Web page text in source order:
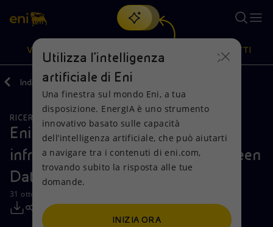
Cerca
scopri EnergIA, la nostra nuova soluzione di intelligenza
artificiale.
VISIONE
Visione
Mission e valori
Persone e Partnership
Net Zero
Azioni
Diversificazione energetica
Tecnologie per la transizione
Collaborazioni per l'innovazione
PRODOTTI
Prodotti
Casa
Imprese
Mobilità
Indietro Media Comunicati Stampa
RICERCA, SVILUPPO E TECNOLOGIA
Eni annuncia l’evoluzione della
infrastruttura di supercalcolo al Green
Data Center
31 ottobre 2019 - 11:30 CET
Utilizza l'intelligenza
artificiale di Eni
Una finestra sul mondo Eni, a tua
disposizione. EnergIA è uno strumento
innovativo basato sulle capacità
dell’intelligenza artificiale, che può aiutarti
a navigare tra i contenuti di eni.com,
trovando subito la risposta alle tue
domande.
INIZIA ORA